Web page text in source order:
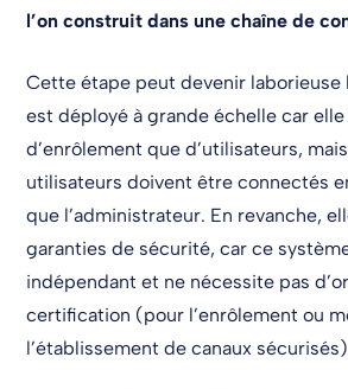
l’on construit dans une chaîne de
Cette étape peut devenir laborieuse
est déployé à grande échelle car
d’enrôlement que d’utilisateurs,
utilisateurs doivent être connectés
que l’administrateur. En revanche,
garanties de sécurité, car ce
indépendant et ne nécessite pas
certification (pour l’enrôlement ou
l’établissement de canaux